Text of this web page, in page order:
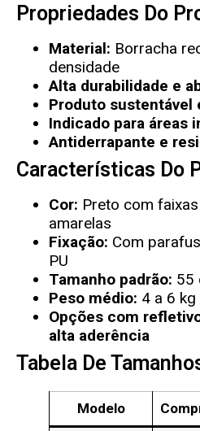
Propriedades Do
Material: Borracha
densidade
Alta durabilidade e
Produto sustentável
Indicado para áreas
Antiderrapante e
Características Do
Cor: Preto com
amarelas
Fixação: Com
PU
Tamanho padrão: 55
Peso médio: 4 a 6
Opções com
alta aderência
Tabela De
Modelo